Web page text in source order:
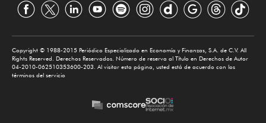
Copyright © 1988-2015 Periódico Especializado en Economía y Finanzas, S.A. de C.V. All
Rights Reserved. Derechos Reservados. Número de reserva al Título en Derechos de Autor
04-2010-062510353600-203. Al visitar esta página, usted está de acuerdo con los
términos del servicio